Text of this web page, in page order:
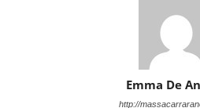
Emma De
http://